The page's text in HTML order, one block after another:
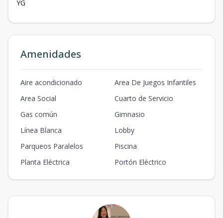
YG
Amenidades
Aire acondicionado
Area De Juegos Infantiles
Area Social
Cuarto de Servicio
Gas común
Gimnasio
Línea Blanca
Lobby
Parqueos Paralelos
Piscina
Planta Eléctrica
Portón Eléctrico